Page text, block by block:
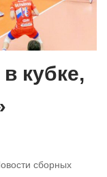
кубке,
сборных